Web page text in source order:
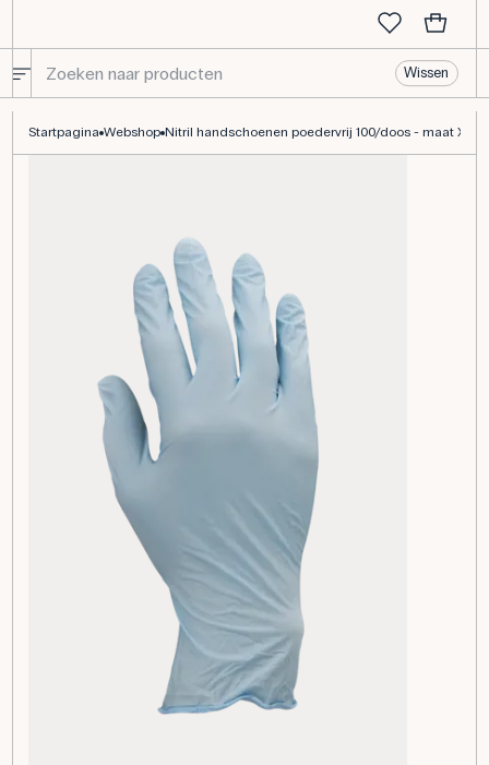
Wissen
Startpagina Webshop Nitril handschoenen poedervrij 100/doos - maat XL